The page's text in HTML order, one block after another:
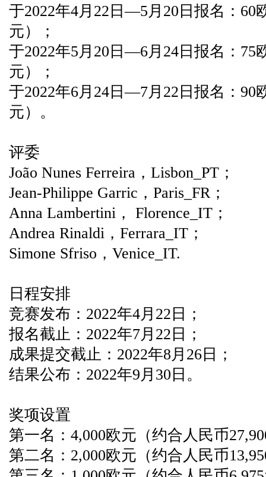
于2022年4月22日—5月20日报名：60
元）；
于2022年5月20日—6月24日报名：75
元）；
于2022年6月24日—7月22日报名：90
元）。
评委
João Nunes Ferreira，Lisbon_PT；
Jean-Philippe Garric，Paris_FR；
Anna Lambertini， Florence_IT；
Andrea Rinaldi，Ferrara_IT；
Simone Sfriso，Venice_IT.
日程安排
竞赛发布：2022年4月22日；
报名截止：2022年7月22日；
成果提交截止：2022年8月26日；
结果公布：2022年9月30日。
奖项设置
第一名：4,000欧元（约合人民币
第二名：2,000欧元（约合人民币